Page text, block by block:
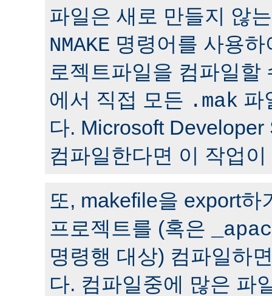
파일은 새로 만들지 않
NMAKE 명령어를 사용
로젝트파일을 컴파일할
에서 직접 모든 .mak 파
다. Microsoft
컴파일한다면 이 작업
또, makefile을 export
프로젝트를 (혹은
명령행 대상) 컴파일하
다. 컴파일중에 많은 파